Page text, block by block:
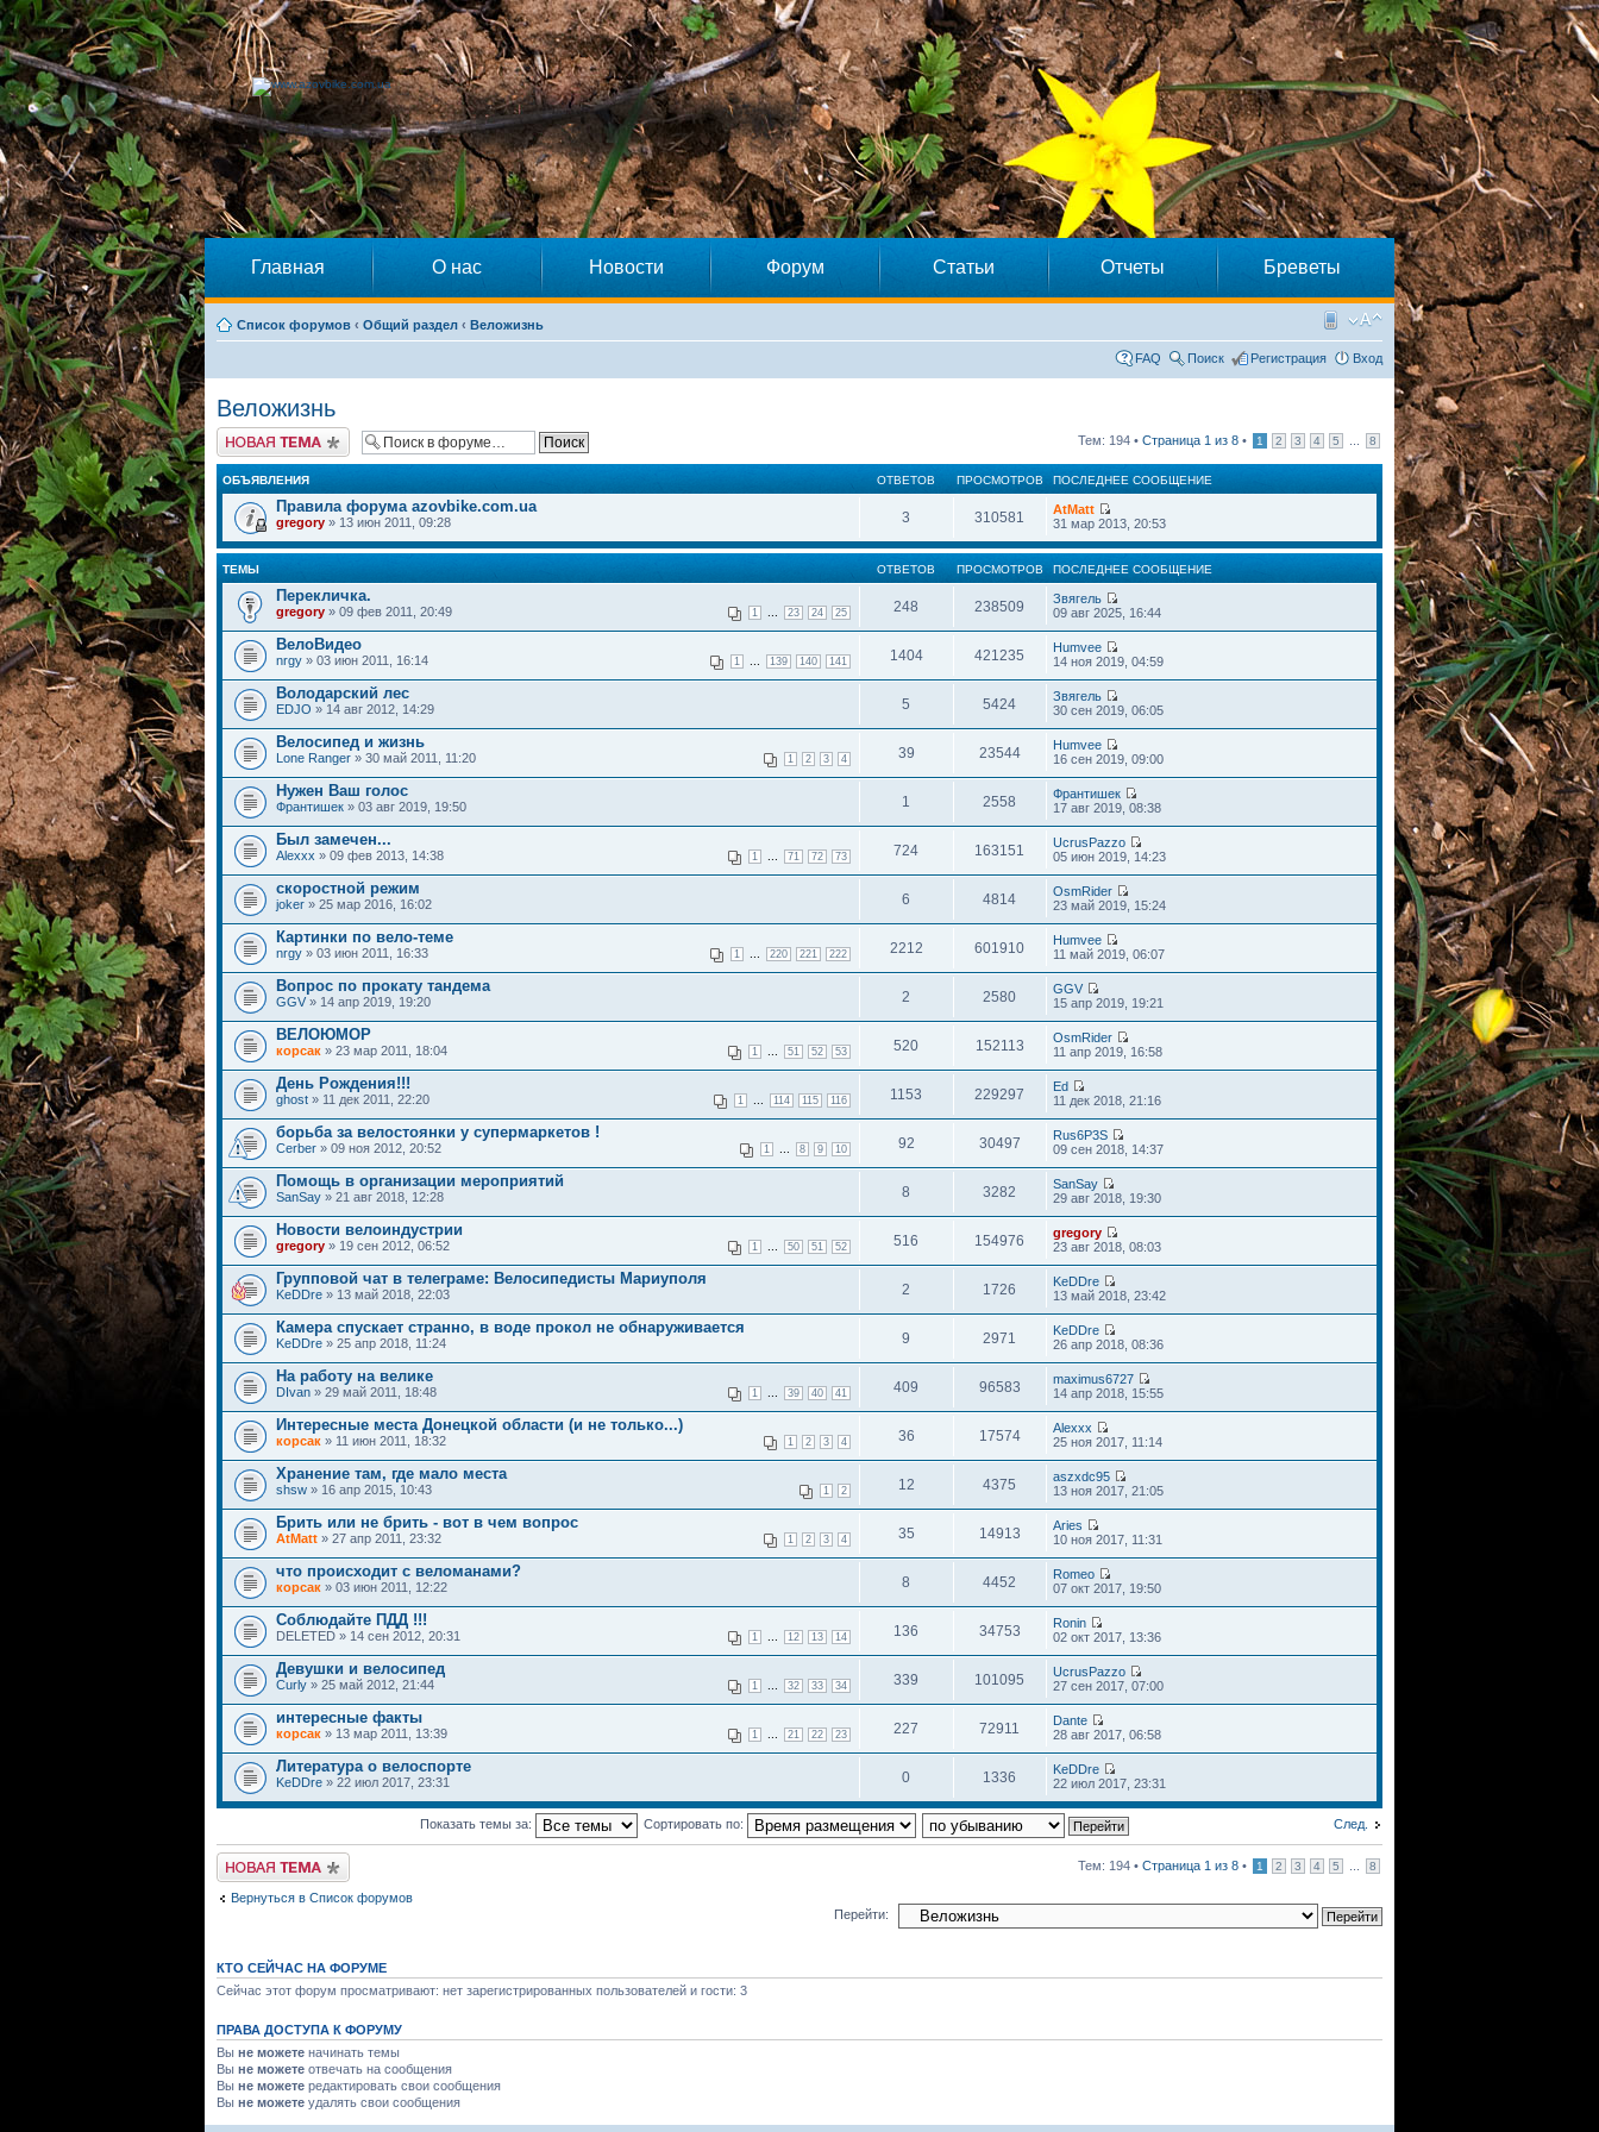
Главная О нас Новости Форум Статьи Отчеты Бреветы
Список форумов ‹ Общий раздел ‹ Веложизнь
FAQ Поиск Регистрация Вход
Веложизнь
Начать новую тему Тем: 194 • Страница 1 из 8 • 1 2 3 4 5 8
ОБЪЯВЛЕНИЯ ОТВЕТОВ ПРОСМОТРОВ ПОСЛЕДНЕЕ СООБЩЕНИЕ
Правила форума azovbike.com.ua
gregory » 13 июн 2011, 09:28 3 310581
AtMatt
31 мар 2013, 20:53
ТЕМЫ ОТВЕТОВ ПРОСМОТРОВ ПОСЛЕДНЕЕ СООБЩЕНИЕ
Перекличка.
1 23 24 25
gregory » 09 фев 2011, 20:49 248 238509
Звягель
09 авг 2025, 16:44
ВелоВидео
1 139 140 141
nrgy » 03 июн 2011, 16:14 1404 421235
Humvee
14 ноя 2019, 04:59
Володарский лес
EDJO » 14 авг 2012, 14:29 5 5424
Звягель
30 сен 2019, 06:05
Велосипед и жизнь
1 2 3 4
Lone Ranger » 30 май 2011, 11:20 39 23544
Humvee
16 сен 2019, 09:00
Нужен Ваш голос
Франтишек » 03 авг 2019, 19:50 1 2558
Франтишек
17 авг 2019, 08:38
Был замечен...
1 71 72 73
Alexxx » 09 фев 2013, 14:38 724 163151
UcrusPazzo
05 июн 2019, 14:23
скоростной режим
joker » 25 мар 2016, 16:02 6 4814
OsmRider
23 май 2019, 15:24
Картинки по вело-теме
1 220 221 222
nrgy » 03 июн 2011, 16:33 2212 601910
Humvee
11 май 2019, 06:07
Вопрос по прокату тандема
GGV » 14 апр 2019, 19:20 2 2580
GGV
15 апр 2019, 19:21
ВЕЛОЮМОР
1 51 52 53
корсак » 23 мар 2011, 18:04 520 152113
OsmRider
11 апр 2019, 16:58
День Рождения!!!
1 114 115 116
ghost » 11 дек 2011, 22:20 1153 229297
Ed
11 дек 2018, 21:16
борьба за велостоянки у супермаркетов !
1 8 9 10
Cerber » 09 ноя 2012, 20:52 92 30497
Rus6P3S
09 сен 2018, 14:37
Помощь в организации мероприятий
SanSay » 21 авг 2018, 12:28 8 3282
SanSay
29 авг 2018, 19:30
Новости велоиндустрии
1 50 51 52
gregory » 19 сен 2012, 06:52 516 154976
gregory
23 авг 2018, 08:03
Групповой чат в телеграме: Велосипедисты Мариуполя
KeDDre » 13 май 2018, 22:03 2 1726
KeDDre
13 май 2018, 23:42
Камера спускает странно, в воде прокол не обнаруживается
KeDDre » 25 апр 2018, 11:24 9 2971
KeDDre
26 апр 2018, 08:36
На работу на велике
1 39 40 41
DIvan » 29 май 2011, 18:48 409 96583
maximus6727
14 апр 2018, 15:55
Интересные места Донецкой области (и не только...)
1 2 3 4
корсак » 11 июн 2011, 18:32 36 17574
Alexxx
25 ноя 2017, 11:14
Хранение там, где мало места
1 2
shsw » 16 апр 2015, 10:43 12 4375
aszxdc95
13 ноя 2017, 21:05
Брить или не брить - вот в чем вопрос
1 2 3 4
AtMatt » 27 апр 2011, 23:32 35 14913
Aries
10 ноя 2017, 11:31
что происходит с веломанами?
корсак » 03 июн 2011, 12:22 8 4452
Romeo
07 окт 2017, 19:50
Соблюдайте ПДД !!!
1 12 13 14
DELETED » 14 сен 2012, 20:31 136 34753
Ronin
02 окт 2017, 13:36
Девушки и велосипед
1 32 33 34
Curly » 25 май 2012, 21:44 339 101095
UcrusPazzo
27 сен 2017, 07:00
интересные факты
1 21 22 23
корсак » 13 мар 2011, 13:39 227 72911
Dante
28 авг 2017, 06:58
Литература о велоспорте
KeDDre » 22 июл 2017, 23:31 0 1336
KeDDre
22 июл 2017, 23:31
След.
Показать темы за: Сортировать по:
Начать новую тему Тем: 194 • Страница 1 из 8 • 1 2 3 4 5 8
Вернуться в Список форумов
Перейти:
КТО СЕЙЧАС НА ФОРУМЕ
Сейчас этот форум просматривают: нет зарегистрированных пользователей и гости: 3
ПРАВА ДОСТУПА К ФОРУМУ
Вы не можете начинать темы
Вы не можете отвечать на сообщения
Вы не можете редактировать свои сообщения
Вы не можете удалять свои сообщения